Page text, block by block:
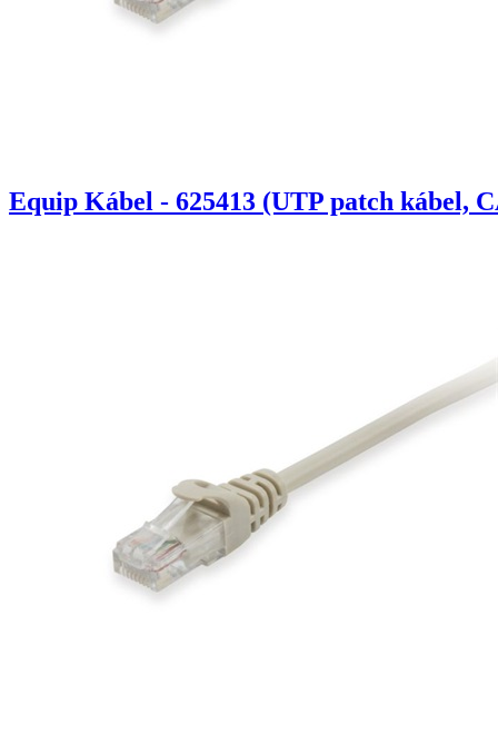
Equip Kábel - 625413 (UTP patch kábel,